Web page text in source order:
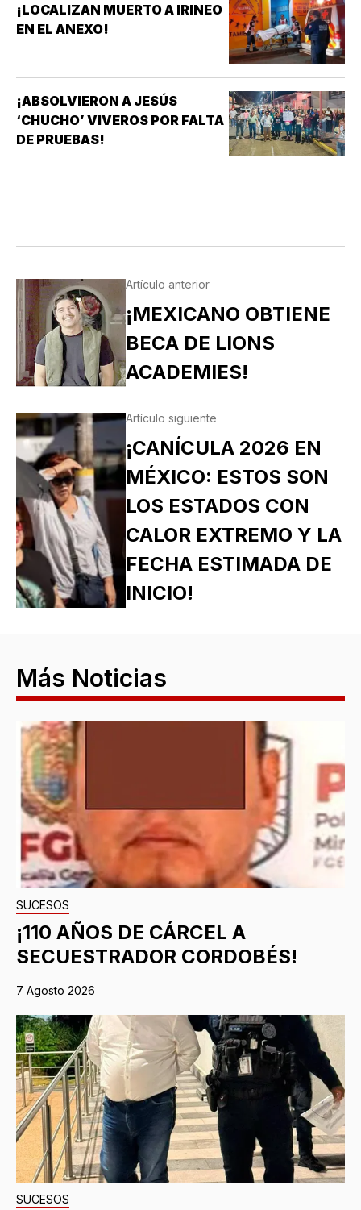
¡LOCALIZAN MUERTO A IRINEO
EN EL ANEXO!
¡ABSOLVIERON A JESÚS
‘CHUCHO’ VIVEROS POR FALTA
DE PRUEBAS!
Artículo anterior
¡MEXICANO OBTIENE
BECA DE LIONS
ACADEMIES!
Artículo siguiente
¡CANÍCULA 2026 EN
MÉXICO: ESTOS SON
LOS ESTADOS CON
CALOR EXTREMO Y LA
FECHA ESTIMADA DE
INICIO!
Más Noticias
SUCESOS
¡110 AÑOS DE CÁRCEL A
SECUESTRADOR CORDOBÉS!
7 Agosto 2026
SUCESOS